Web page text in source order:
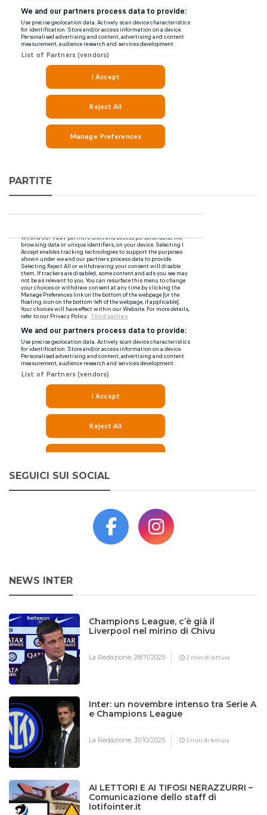
PARTITE
SEGUICI SUI SOCIAL
NEWS INTER
Champions League, c’è già il
Liverpool nel mirino di Chivu
La Redazione,28/11/2025 2 min di lettura
Inter: un novembre intenso tra Serie A
e Champions League
La Redazione,31/10/2025 3 min di lettura
AI LETTORI E AI TIFOSI NERAZZURRI –
Comunicazione dello staff di
Iotifointer.it